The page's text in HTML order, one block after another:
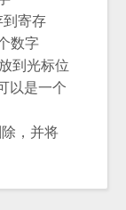
到寄存
数字
到光标位
以是一个
，并将